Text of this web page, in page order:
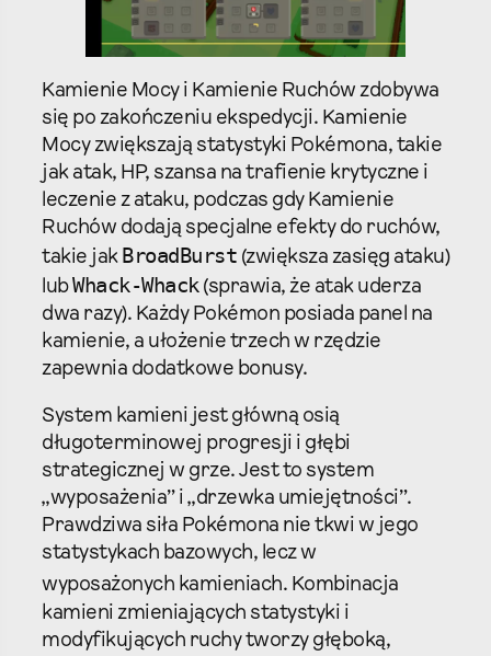
Kamienie Mocy i Kamienie Ruchów zdobywa
się po zakończeniu ekspedycji. Kamienie
Mocy zwiększają statystyki Pokémona, takie
jak atak, HP, szansa na trafienie krytyczne i
leczenie z ataku, podczas gdy Kamienie
Ruchów dodają specjalne efekty do ruchów,
takie jak BroadBurst (zwiększa zasięg ataku)
lubWhack-Whack(sprawia, że atak uderza
dwa razy). Każdy Pokémon posiada panel na
kamienie, a ułożenie trzech w rzędzie
zapewnia dodatkowe bonusy.
System kamieni jest główną osią
długoterminowej progresji i głębi
strategicznej w grze. Jest to system
„wyposażenia” i „drzewka umiejętności”.
Prawdziwa siła Pokémona nie tkwi w jego
statystykach bazowych, lecz w
wyposażonych kamieniach. Kombinacja
kamieni zmieniających statystyki i
modyfikujących ruchy tworzy głęboką,